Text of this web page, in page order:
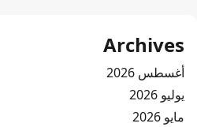
Archives
أغسطس 2026
يوليو 2026
مايو 2026